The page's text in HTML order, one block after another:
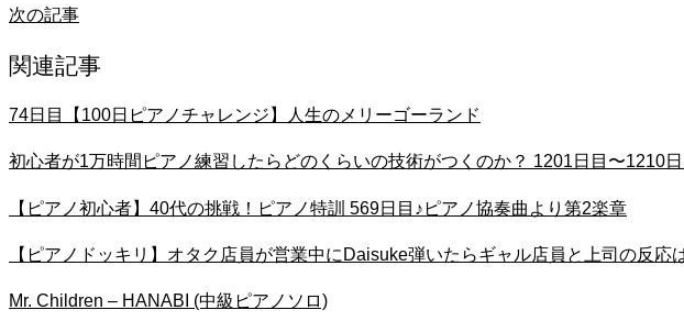
次の記事
関連記事
74日目【100日ピアノチャレンジ】人生のメリーゴーランド
初心者が1万時間ピアノ練習したらどのくらいの技術がつくのか？ 1201日目〜1210日
【ピアノ初心者】40代の挑戦！ピアノ特訓 569日目♪ピアノ協奏曲より第2楽章
【ピアノドッキリ】オタク店員が営業中にDaisuke弾いたらギャル店員と上司の反
Mr. Children – HANABI (中級ピアノソロ)